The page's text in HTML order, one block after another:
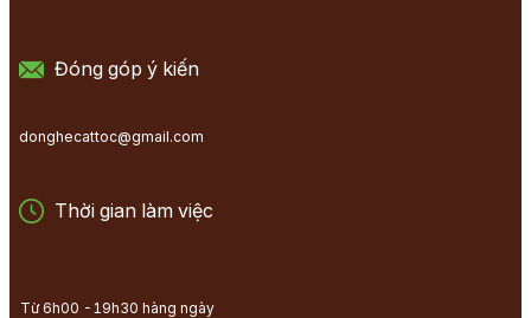
Đóng góp ý kiến
donghecattoc@gmail.com
Thời gian làm việc
Từ 6h00 -19h30 hàng ngày